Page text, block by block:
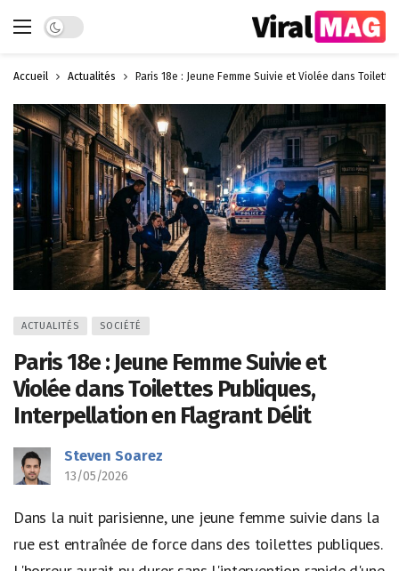
Dark mode
Accueil Actualités Paris 18e : Jeune Femme Suivie et Violée dans
ACTUALITÉS SOCIÉTÉ
Paris 18e : Jeune Femme Suivie et
Violée dans Toilettes Publiques,
Interpellation en Flagrant Délit
Steven Soarez
13/05/2026
Dans la nuit parisienne, une jeune femme suivie dans la
rue est entraînée de force dans des toilettes publiques.